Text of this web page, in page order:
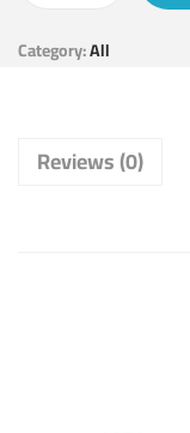
Category:All
Reviews (0)